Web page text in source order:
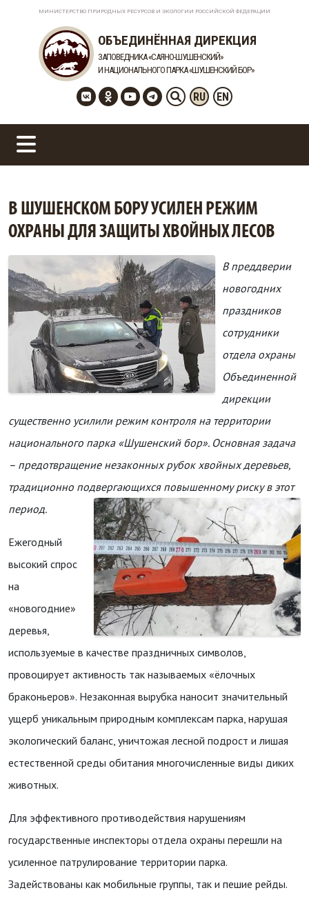
МИНИСТЕРСТВО ПРИРОДНЫХ РЕСУРСОВ И ЭКОЛОГИИ РОССИЙСКОЙ ФЕДЕРАЦИИ
ОБЪЕДИНЁННАЯ ДИРЕКЦИЯ
ЗАПОВЕДНИКА «САЯНО-ШУШЕНСКИЙ»
И НАЦИОНАЛЬНОГО ПАРКА «ШУШЕНСКИЙ БОР»
RU EN
В ШУШЕНСКОМ БОРУ УСИЛЕН РЕЖИМ
ОХРАНЫ ДЛЯ ЗАЩИТЫ ХВОЙНЫХ ЛЕСОВ
В преддверии
новогодних
праздников
сотрудники
отдела охраны
Объединенной
дирекции
существенно усилили режим контроля на территории
национального парка «Шушенский бор». Основная задача
– предотвращение незаконных рубок хвойных деревьев,
традиционно подвергающихся повышенному риску в этот
период.
Ежегодный
высокий спрос
на
«новогодние»
деревья,
используемые в качестве праздничных символов,
провоцирует активность так называемых «ёлочных
браконьеров». Незаконная вырубка наносит значительный
ущерб уникальным природным комплексам парка, нарушая
экологический баланс, уничтожая лесной подрост и лишая
естественной среды обитания многочисленные виды диких
животных.
Для эффективного противодействия нарушениям
государственные инспекторы отдела охраны перешли на
усиленное патрулирование территории парка.
Задействованы как мобильные группы, так и пешие рейды.